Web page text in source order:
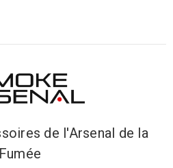
de l'Arsenal de la
Fumée